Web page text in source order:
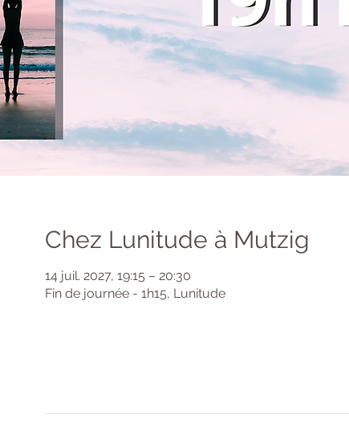
Chez Lunitude à Mutzig
14 juil. 2027, 19:15 – 20:30
Fin de journée - 1h15, Lunitude